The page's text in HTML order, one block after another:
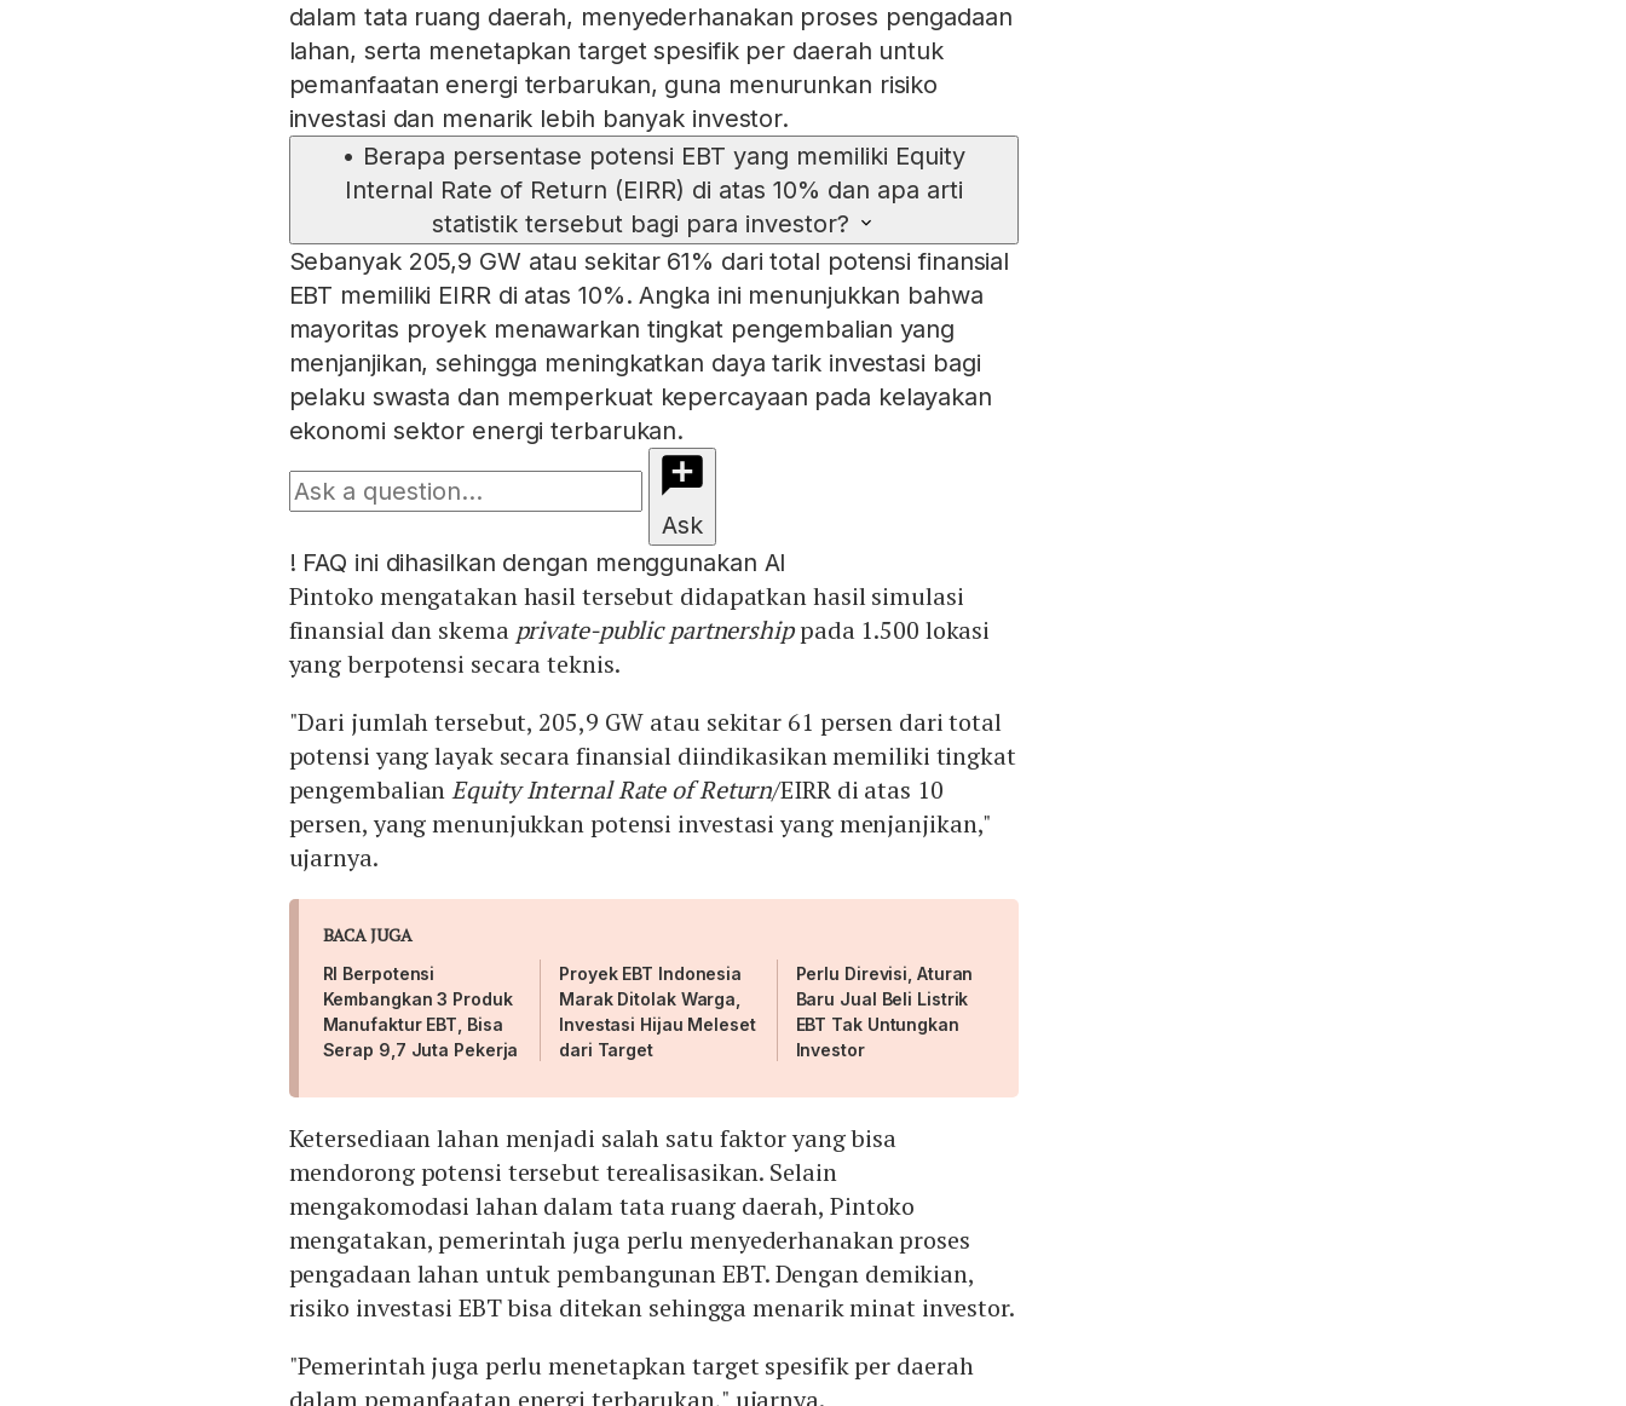
dalam tata ruang daerah, menyederhanakan proses pengadaan
lahan, serta menetapkan target spesifik per daerah untuk
pemanfaatan energi terbarukan, guna menurunkan risiko
investasi dan menarik lebih banyak investor.
• Berapa persentase potensi EBT yang memiliki Equity
Internal Rate of Return (EIRR) di atas 10% dan apa arti
statistik tersebut bagi para investor?
Sebanyak 205,9 GW atau sekitar 61% dari total potensi finansial
EBT memiliki EIRR di atas 10%. Angka ini menunjukkan bahwa
mayoritas proyek menawarkan tingkat pengembalian yang
menjanjikan, sehingga meningkatkan daya tarik investasi bagi
pelaku swasta dan memperkuat kepercayaan pada kelayakan
ekonomi sektor energi terbarukan.
Ask
! FAQ ini dihasilkan dengan menggunakan AI
Pintoko mengatakan hasil tersebut didapatkan hasil simulasi
finansial dan skema private-public partnershippada 1.500 lokasi
yang berpotensi secara teknis.
"Dari jumlah tersebut, 205,9 GW atau sekitar 61 persen dari total
potensi yang layak secara finansial diindikasikan memiliki tingkat
pengembalianEquity Internal Rate of Return/EIRR di atas 10
persen, yang menunjukkan potensi investasi yang menjanjikan,"
ujarnya.
BACA JUGA
RI Berpotensi
Kembangkan 3 Produk
Manufaktur EBT, Bisa
Serap 9,7 Juta Pekerja
Proyek EBT Indonesia
Marak Ditolak Warga,
Investasi Hijau Meleset
dari Target
Perlu Direvisi, Aturan
Baru Jual Beli Listrik
EBT Tak Untungkan
Investor
Ketersediaan lahan menjadi salah satu faktor yang bisa
mendorong potensi tersebut terealisasikan. Selain
mengakomodasi lahan dalam tata ruang daerah, Pintoko
mengatakan, pemerintah juga perlu menyederhanakan proses
pengadaan lahan untuk pembangunan EBT. Dengan demikian,
risiko investasi EBT bisa ditekan sehingga menarik minat investor.
"Pemerintah juga perlu menetapkan target spesifik per daerah